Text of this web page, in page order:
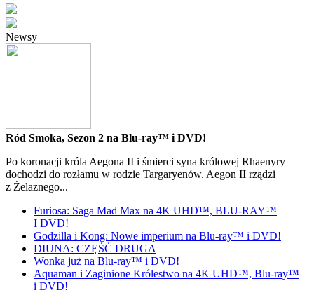
Newsy
Ród Smoka, Sezon 2 na Blu-ray™ i DVD!
Po koronacji króla Aegona II i śmierci syna królowej Rhaenyry
dochodzi do rozłamu w rodzie Targaryenów. Aegon II rządzi
z Żelaznego...
Furiosa: Saga Mad Max na 4K UHD™, BLU-RAY™
I DVD!
Godzilla i Kong: Nowe imperium na Blu-ray™ i DVD!
DIUNA: CZĘŚĆ DRUGA
Wonka już na Blu-ray™ i DVD!
Aquaman i Zaginione Królestwo na 4K UHD™, Blu-ray™
i DVD!